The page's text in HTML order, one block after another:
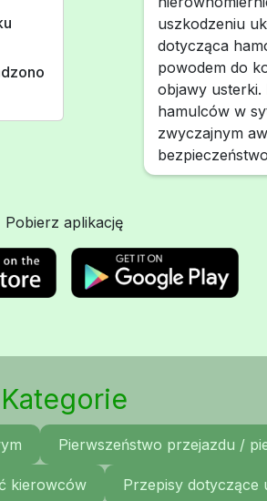
uszkodzeniu
dotycząca
powodem do
objawy usterki.
hamulców w
zwyczajnym
Pobierz aplikację
Kategorie
Pierwszeństwo przejazdu /
kierowców Przepisy dotyczące